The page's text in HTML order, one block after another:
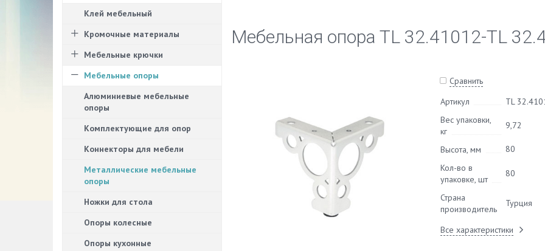
Мебельная опора TL 32.41012-TL
Сравнить
Артикул
TL
Вес упаковки,
кг
9,72
Высота, мм
80
Кол-во в
упаковке, шт
80
Страна
производитель
Турция
Все характеристики
Клей мебельный
Кромочные материалы
Мебельные крючки
Мебельные опоры
Алюминиевые мебельные
опоры
Комплектующие для опор
Коннекторы для мебели
Металлические мебельные
опоры
Ножки для стола
Опоры колесные
Опоры кухонные